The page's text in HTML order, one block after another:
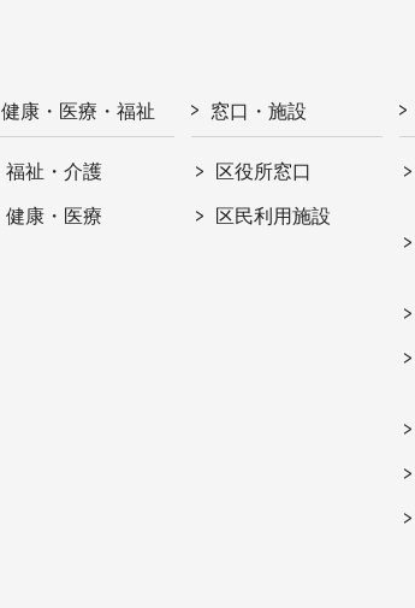
健康・医療・福祉
福祉・介護
健康・医療
窓口・施設
区役所窓口
区民利用施設